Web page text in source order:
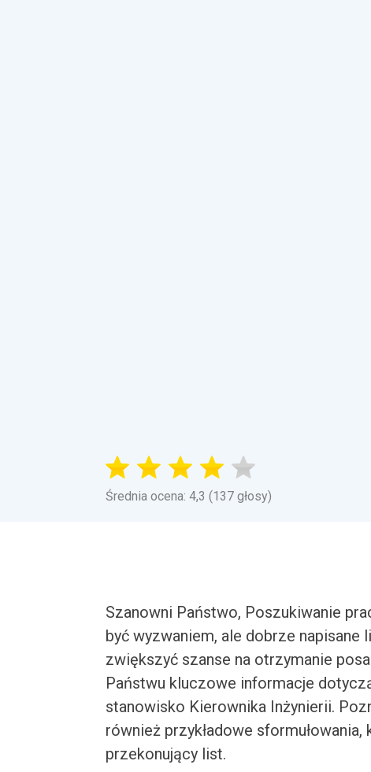
Średnia ocena: 4,3 (137 głosy)
Szanowni Państwo, Poszukiwanie
być wyzwaniem, ale dobrze
zwiększyć szanse na otrzymanie
Państwu kluczowe informacje
stanowisko Kierownika Inżynierii.
również przykładowe
przekonujący list.